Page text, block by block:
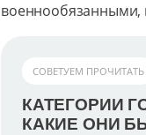
военнообязанными,
СОВЕТУЕМ ПРОЧИТАТЬ
КАТЕГОРИИ
КАКИЕ ОНИ